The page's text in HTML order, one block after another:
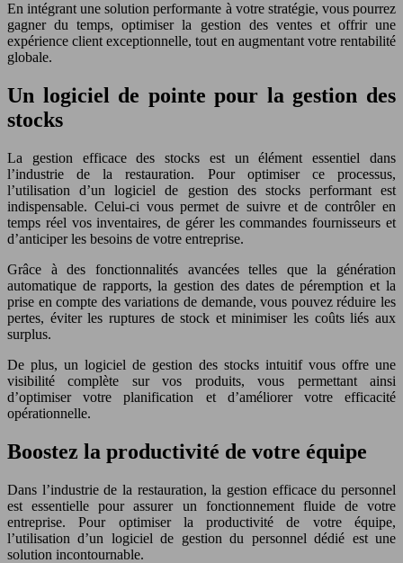
En intégrant une solution performante à votre stratégie, vous pourrez
gagner du temps, optimiser la gestion des ventes et offrir une
expérience client exceptionnelle, tout en augmentant votre rentabilité
globale.
Un logiciel de pointe pour la gestion des
stocks
La gestion efficace des stocks est un élément essentiel dans
l’industrie de la restauration. Pour optimiser ce processus,
l’utilisation d’un logiciel de gestion des stocks performant est
indispensable. Celui-ci vous permet de suivre et de contrôler en
temps réel vos inventaires, de gérer les commandes fournisseurs et
d’anticiper les besoins de votre entreprise.
Grâce à des fonctionnalités avancées telles que la génération
automatique de rapports, la gestion des dates de péremption et la
prise en compte des variations de demande, vous pouvez réduire les
pertes, éviter les ruptures de stock et minimiser les coûts liés aux
surplus.
De plus, un logiciel de gestion des stocks intuitif vous offre une
visibilité complète sur vos produits, vous permettant ainsi
d’optimiser votre planification et d’améliorer votre efficacité
opérationnelle.
Boostez la productivité de votre équipe
Dans l’industrie de la restauration, la gestion efficace du personnel
est essentielle pour assurer un fonctionnement fluide de votre
entreprise. Pour optimiser la productivité de votre équipe,
l’utilisation d’un logiciel de gestion du personnel dédié est une
solution incontournable.